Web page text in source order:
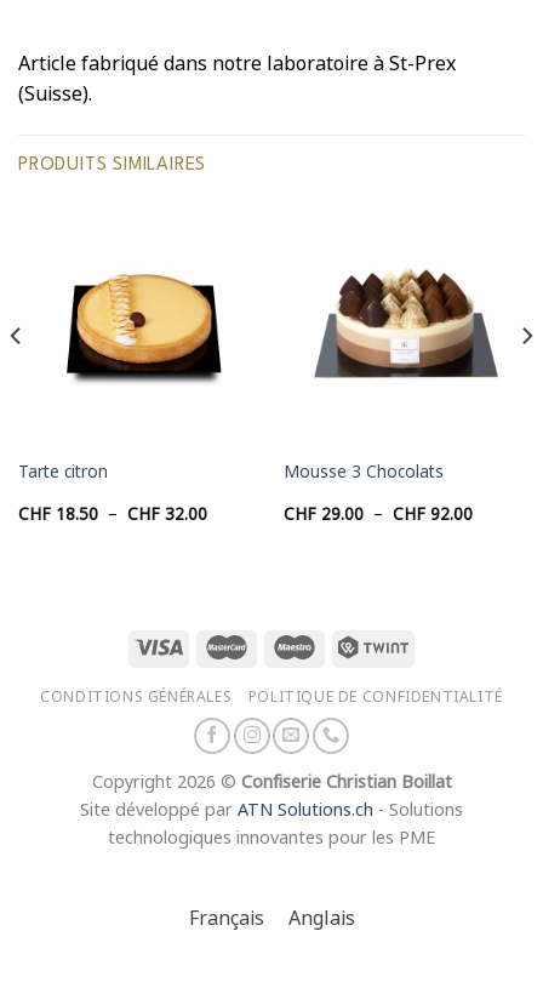
Article fabriqué dans notre laboratoire à St-Prex
(Suisse).
PRODUITS SIMILAIRES
Tarte citron
CHF18.50 – CHF32.00Plage
Mousse 3 Chocolats
CHF29.00 – CHF92.00Plage
CONDITIONS GÉNÉRALES POLITIQUE DE CONFIDENTIALITÉ
Copyright 2026 © Confiserie Christian Boillat
Site développé par ATN Solutions.ch - Solutions
technologiques innovantes pour les PME
Français Anglais